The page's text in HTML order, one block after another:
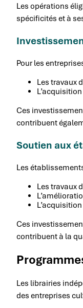
Les opérations
spécificités et à
Pour les
Les travaux
Ces
contribuent
Soutien aux
Les
Les travaux
Ces
contribuent à la
Les librairies
des entreprises